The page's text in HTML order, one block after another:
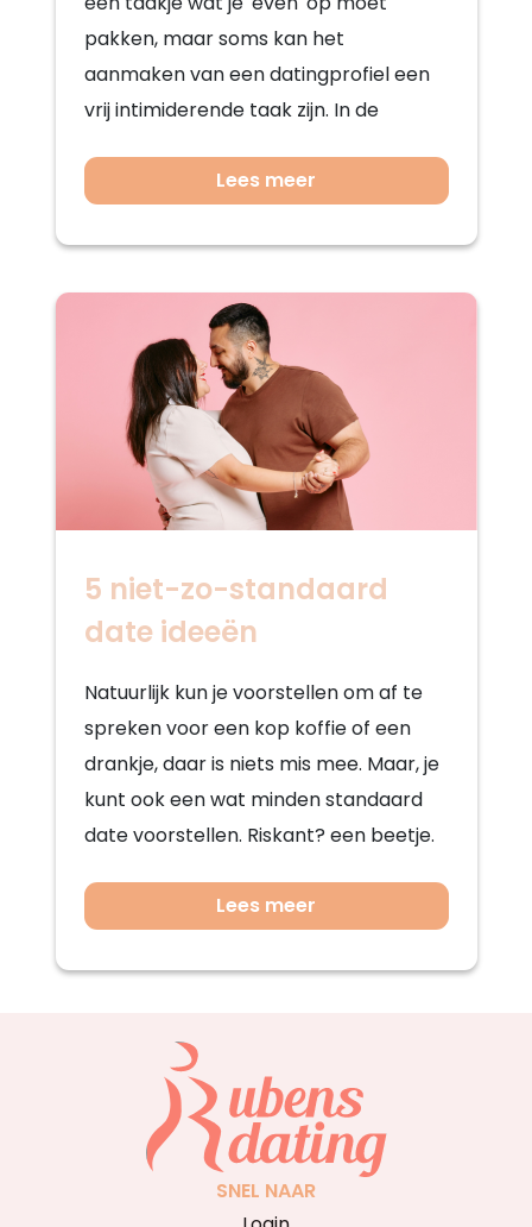
pakken, maar soms kan het
aanmaken van een datingprofiel een
vrij intimiderende taak zijn. In de
Lees meer
5 niet-zo-standaard
date ideeën
Natuurlijk kun je voorstellen om af te
spreken voor een kop koffie of een
drankje, daar is niets mis mee. Maar, je
kunt ook een wat minden standaard
date voorstellen. Riskant? een beetje.
Lees meer
SNEL NAAR